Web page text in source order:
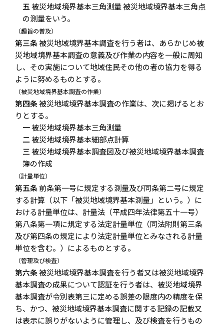
五被災地域境界基本三角測量 被災地域境界基本三角点
の測量をいう。
（趣旨の普及）
第三条被災地域境界基本調査を行う者は、あらかじめ被
災地域境界基本調査の意義及び作業の内容を一般に周知
し、その実施について地域住民その他の者の協力を得る
ように努めるものとする。
（被災地域境界基本調査の作業）
第四条被災地域境界基本調査の作業は、次に掲げるとお
りとする。
一被災地域境界基本三角測量
二被災地域境界基本細部点計算
三被災地域境界基本調査図及び被災地域境界基本調査
簿の作成
（計量単位）
第五条前条第一号に規定する測量及び同条第二号に規定
する計算（以下「被災地域境界基本測量」という。）に
おける計量単位は、計量法（平成四年法律第五十一号）
第八条第一項に規定する法定計量単位（同法附則第三条
及び第四条の規定により法定計量単位とみなされる計量
単位を含む。）によるものとする。
（管理及び検査）
第六条被災地域境界基本調査を行う者又は被災地域境界
基本調査の成果について認証を行う者は、被災地域境界
基本調査が令別表第三に定める誤差の限度内の精度を保
ち、かつ、被災地域境界基本調査に関する記録の記載又
は表示に誤りがないように管理し、及び検査を行うもの